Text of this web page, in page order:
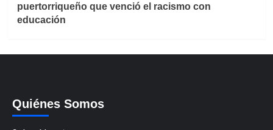
puertorriqueño que venció el racismo con
educación
Quiénes Somos